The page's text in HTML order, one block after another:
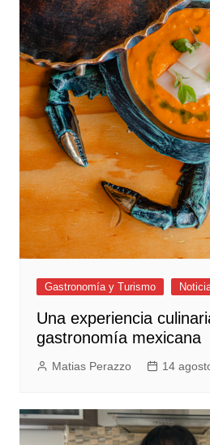
Gastronomía y Turismo
Una experiencia
gastronomía mexicana
Matias Perazzo 14